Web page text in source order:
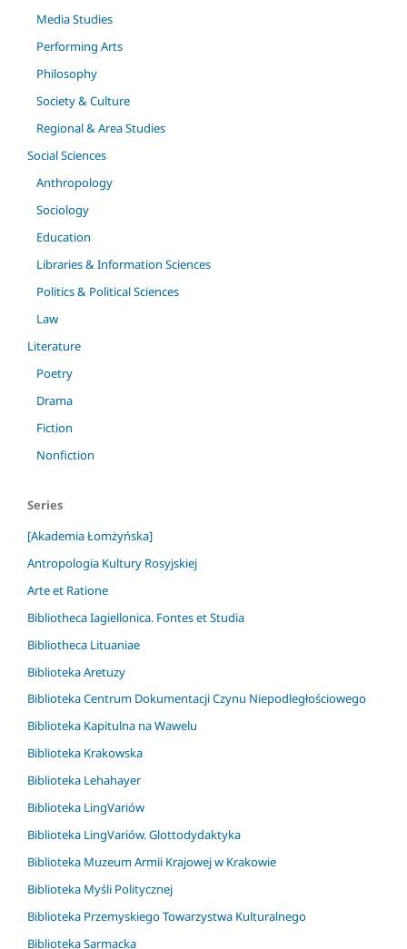
Media Studies
Performing Arts
Philosophy
Society & Culture
Regional & Area Studies
Social Sciences
Anthropology
Sociology
Education
Libraries & Information Sciences
Politics & Political Sciences
Law
Literature
Poetry
Drama
Fiction
Nonfiction
Series
[Akademia Łomżyńska]
Antropologia Kultury Rosyjskiej
Arte et Ratione
Bibliotheca Iagiellonica. Fontes et Studia
Bibliotheca Lituaniae
Biblioteka Aretuzy
Biblioteka Centrum Dokumentacji Czynu Niepodległościowego
Biblioteka Kapitulna na Wawelu
Biblioteka Krakowska
Biblioteka Lehahayer
Biblioteka LingVariów
Biblioteka LingVariów. Glottodydaktyka
Biblioteka Muzeum Armii Krajowej w Krakowie
Biblioteka Myśli Politycznej
Biblioteka Przemyskiego Towarzystwa Kulturalnego
Biblioteka Sarmacka